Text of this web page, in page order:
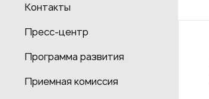
Контакты
Пресс-центр
Программа развития
Приемная комиссия